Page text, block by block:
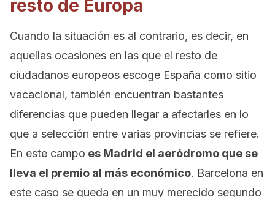
resto de Europa
Cuando la situación es al contrario, es decir, en
aquellas ocasiones en las que el resto de
ciudadanos europeos escoge España como sitio
vacacional, también encuentran bastantes
diferencias que pueden llegar a afectarles en lo
que a selección entre varias provincias se refiere.
En este campo es Madrid el aeródromo que se
lleva el premio al más económico. Barcelona en
este caso se queda en un muy merecido segundo